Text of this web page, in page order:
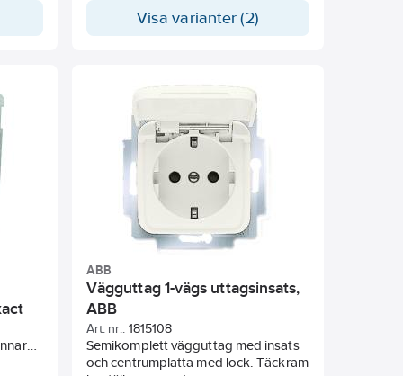
Visa varianter (2)
ABB
Vägguttag 1-vägs uttagsinsats,
ABB
Art. nr.: 1815108
Semikomplett vägguttag med insats
och centrumplatta med lock. Täckram